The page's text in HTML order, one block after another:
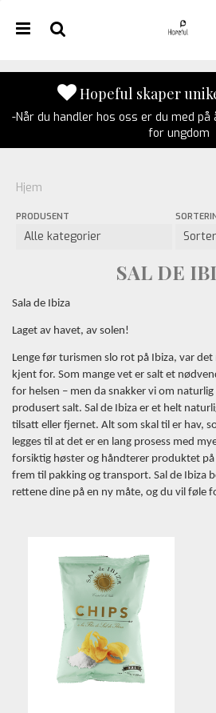
Hopeful skaper
-Når du handler hos oss er du med
for ungdom
Hjem
PRODUSENT
SAL DE
Sala de Ibiza
Laget av havet, av solen!
Lenge før turismen slo rot på Ibiza, var
kjent for. Som mange vet er salt et
for helsen – men da snakker vi om
produsert salt. Sal de Ibiza er et helt
tilsatt eller fjernet. Alt som skal til er hav,
legges til at det er en lang prosess med
forsiktig høster og håndterer produktet på
frem til pakking og transport. Sal de Ibiza
rettene dine på en ny måte, og du vil føle